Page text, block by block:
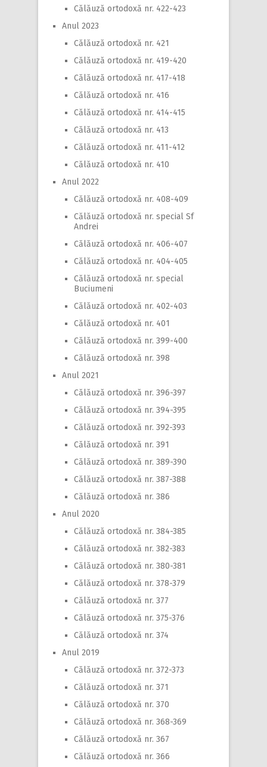
Călăuză ortodoxă nr. 422-423
Anul 2023
Călăuză ortodoxă nr. 421
Călăuză ortodoxă nr. 419-420
Călăuză ortodoxă nr. 417-418
Călăuză ortodoxă nr. 416
Călăuză ortodoxă nr. 414-415
Călăuză ortodoxă nr. 413
Călăuză ortodoxă nr. 411-412
Călăuză ortodoxă nr. 410
Anul 2022
Călăuză ortodoxă nr. 408-409
Călăuză ortodoxă nr. special Sf
Andrei
Călăuză ortodoxă nr. 406-407
Călăuză ortodoxă nr. 404-405
Călăuză ortodoxă nr. special
Buciumeni
Călăuză ortodoxă nr. 402-403
Călăuză ortodoxă nr. 401
Călăuză ortodoxă nr. 399-400
Călăuză ortodoxă nr. 398
Anul 2021
Călăuză ortodoxă nr. 396-397
Călăuză ortodoxă nr. 394-395
Călăuză ortodoxă nr. 392-393
Călăuză ortodoxă nr. 391
Călăuză ortodoxă nr. 389-390
Călăuză ortodoxă nr. 387-388
Călăuză ortodoxă nr. 386
Anul 2020
Călăuză ortodoxă nr. 384-385
Călăuză ortodoxă nr. 382-383
Călăuză ortodoxă nr. 380-381
Călăuză ortodoxă nr. 378-379
Călăuză ortodoxă nr. 377
Călăuză ortodoxă nr. 375-376
Călăuză ortodoxă nr. 374
Anul 2019
Călăuză ortodoxă nr. 372-373
Călăuză ortodoxă nr. 371
Călăuză ortodoxă nr. 370
Călăuză ortodoxă nr. 368-369
Călăuză ortodoxă nr. 367
Călăuză ortodoxă nr. 366